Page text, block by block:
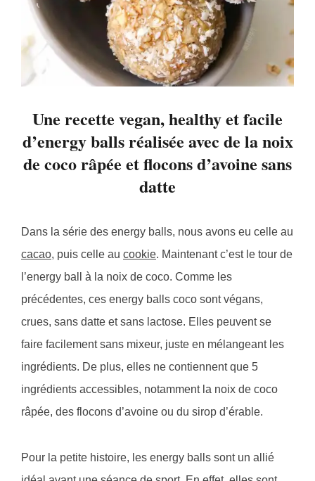
Une recette vegan, healthy et facile
d’energy balls réalisée avec de la noix
de coco râpée et flocons d’avoine sans
datte
Dans la série des energy balls, nous avons eu celle au
cacao, puis celle au cookie. Maintenant c’est le tour de
l’energy ball à la noix de coco. Comme les
précédentes, ces energy balls coco sont végans,
crues, sans datte et sans lactose. Elles peuvent se
faire facilement sans mixeur, juste en mélangeant les
ingrédients. De plus, elles ne contiennent que 5
ingrédients accessibles, notamment la noix de coco
râpée, des flocons d’avoine ou du sirop d’érable.
Pour la petite histoire, les energy balls sont un allié